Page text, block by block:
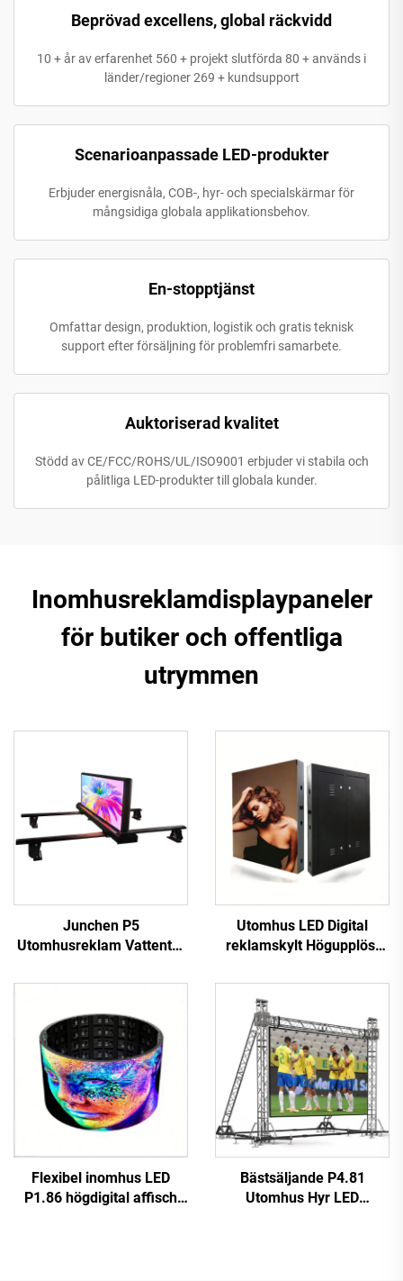
Beprövad excellens, global räckvidd
10 + år av erfarenhet 560 + projekt slutförda 80 + används i
länder/regioner 269 + kundsupport
Scenarioanpassade LED-produkter
Erbjuder energisnåla, COB-, hyr- och specialskärmar för
mångsidiga globala applikationsbehov.
En-stopptjänst
Omfattar design, produktion, logistik och gratis teknisk
support efter försäljning för problemfri samarbete.
Auktoriserad kvalitet
Stödd av CE/FCC/ROHS/UL/ISO9001 erbjuder vi stabila och
pålitliga LED-produkter till globala kunder.
Inomhusreklamdisplaypaneler
för butiker och offentliga
utrymmen
Junchen P5
Utomhusreklam Vattentät
Taxibilar Videovägg
reklamskärm för bilar
Utomhus LED Digital
reklamskylt Högupplöst
prestanda P10 LED
Videovägg
Jordglovarskärm
Flexibel inomhus LED
P1.86 högdigital affisch
Bästsäljande P4.81
Utomhus Hyr LED